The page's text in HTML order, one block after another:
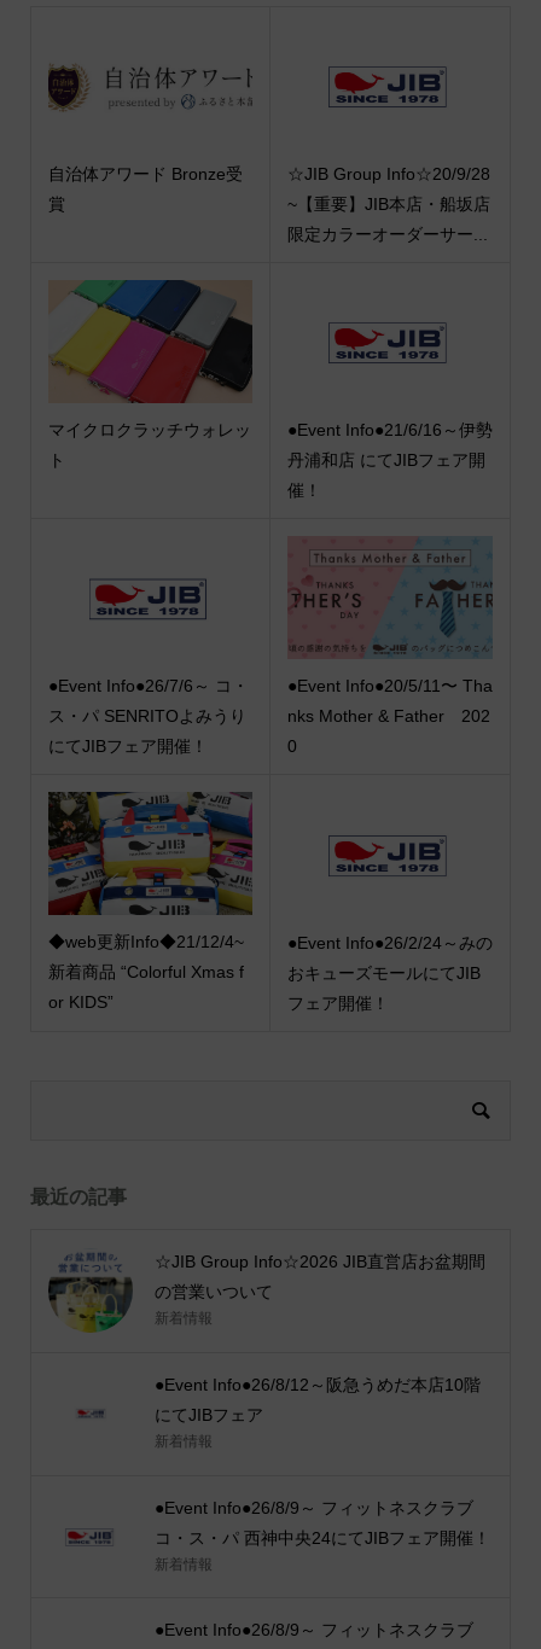
自治体アワード Bronze受
賞
☆JIB Group Info☆20/9/28
~【重要】JIB本店・船坂店
限定カラーオーダーサー...
マイクロクラッチウォレッ
ト
●Event Info●21/6/16～伊勢
丹浦和店 にてJIBフェア開
催！
●Event Info●26/7/6～ コ・
ス・パ SENRITOよみうり
にてJIBフェア開催！
●Event Info●20/5/11〜 Tha
nks Mother & Father 202
0
◆web更新Info◆21/12/4~
新着商品 “Colorful Xmas f
or KIDS”
●Event Info●26/2/24～みの
おキューズモールにてJIB
フェア開催！
最近の記事
☆JIB Group Info☆2026 JIB直営店お盆期間
の営業いついて
新着情報
●Event Info●26/8/12～阪急うめだ本店10階
にてJIBフェア
新着情報
●Event Info●26/8/9～ フィットネスクラブ
コ・ス・パ 西神中央24にてJIBフェア開催！
新着情報
●Event Info●26/8/9～ フィットネスクラブ